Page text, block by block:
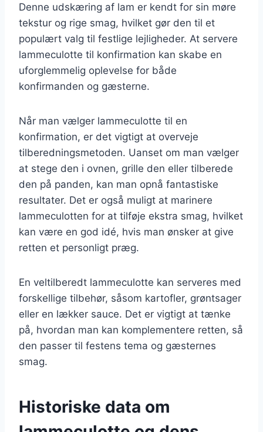
Denne udskæring af lam er kendt for sin møre
tekstur og rige smag, hvilket gør den til et
populært valg til festlige lejligheder. At servere
lammeculotte til konfirmation kan skabe en
uforglemmelig oplevelse for både
konfirmanden og gæsterne.
Når man vælger lammeculotte til en
konfirmation, er det vigtigt at overveje
tilberedningsmetoden. Uanset om man vælger
at stege den i ovnen, grille den eller tilberede
den på panden, kan man opnå fantastiske
resultater. Det er også muligt at marinere
lammeculotten for at tilføje ekstra smag, hvilket
kan være en god idé, hvis man ønsker at give
retten et personligt præg.
En veltilberedt lammeculotte kan serveres med
forskellige tilbehør, såsom kartofler, grøntsager
eller en lækker sauce. Det er vigtigt at tænke
på, hvordan man kan komplementere retten, så
den passer til festens tema og gæsternes
smag.
Historiske data om